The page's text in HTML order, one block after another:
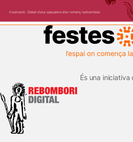
És una iniciativa